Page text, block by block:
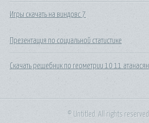
Игры скачать на виндовс 7
Презентация по социальной статистике
Скачать решебник по геометрии 10 11 атанасян
© Untitled. All rights reserved.